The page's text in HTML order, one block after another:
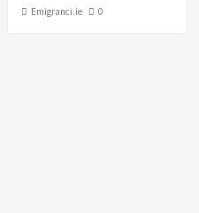
Emigranci.ie 0